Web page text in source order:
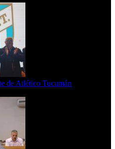
de Atlético Tucumán